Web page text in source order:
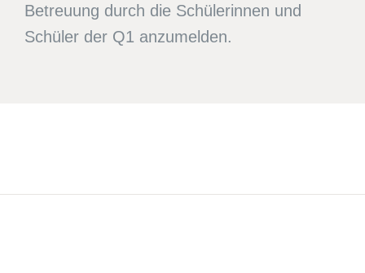
Betreuung durch die Schülerinnen und
Schüler der Q1 anzumelden.